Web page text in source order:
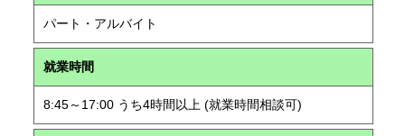
パート・アルバイト
就業時間
8:45～17:00 うち4時間以上 (就業時間相談可)